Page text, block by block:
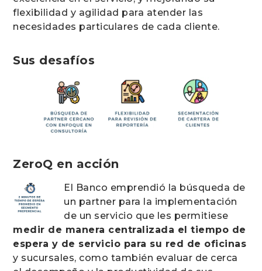
flexibilidad y agilidad para atender las
necesidades particulares de cada cliente.
Sus desafíos
ZeroQ en acción
El Banco emprendió la búsqueda de
un partner para la implementación
de un servicio que les permitiese
medir de manera centralizada el tiempo de
espera y de servicio para su red de oficinas
y sucursales, como también evaluar de cerca